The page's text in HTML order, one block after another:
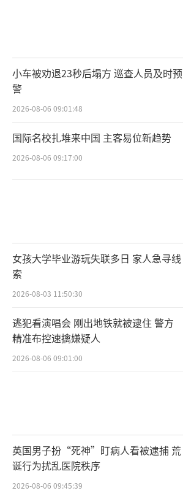
小车被劝退23秒后塌方 巡查人员及时预
警
2026-08-06 09:01:48
国际名校扎堆来中国 主客易位新趋势
2026-08-06 09:17:00
女孩大学毕业游玩失联多日 家人急寻线
索
2026-08-03 11:50:30
逃犯看演唱会 刚出地铁就被逮住 警方
精准布控速擒嫌疑人
2026-08-06 09:01:00
英国男子扮“死神”盯病人看被逮捕 荒
诞行为扰乱医院秩序
2026-08-06 09:45:39